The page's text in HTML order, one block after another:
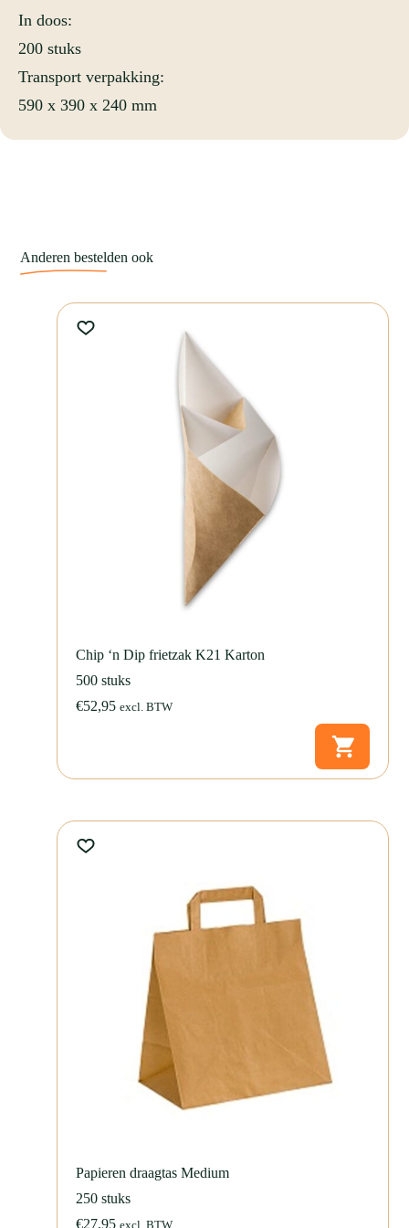
De constructie van de GO!mealbox is slim opgebouwd. Tussen het
karton en het barrièrepapier zit een dunne luchtlaag. Hierdoor ontstaat
extra isolatie. Daardoor blijven warme maaltijden langer op
kies je per gerecht eenvoudig de juiste verpakking:
GO!mealbox maaltijdbak 800ml
GO!mealbox smalle maaltijdbak 1200ml
GO!mealbox maaltijdbak 1350ml
GO!mealbox maaltijdbak 1600ml
GO!mealbox maaltijdbak 1800ml
GO!mealbox maaltijdbak 2000ml
De GO!mealbox maaltijdbak 1000ml is ontwikkeld volgens het
-principe. Na gebruik kun je het barrièrepapier eenvoudig
loshalen van het karton. Het gebruikte papier hoort bij het restafval.
Het schone karton mag bij het oud papier.
Om dit makkelijker te maken, staat de scheidingsinstructie duidelijk op
scheiden. Daardoor is deze maaltijdbak een circulair alternatief voor
plastic of plastic-gecoate verpakkingen.
In de dagelijkse praktijk telt snelheid en gemak. Daarom heeft de
GO!mealbox maaltijdbak 1000ml een conische vorm. Hierdoor
worden de bakken compact gestapeld geleverd en bespaar je
opslagruimte. Ook in gesloten toestand blijven ze stabiel stapelbaar.
Dat maakt deze maaltijdbak geschikt voor intensief gebruik in horeca,
catering en bezorgkeukens.
Wil je jouw merk extra zichtbaar maken? Dan kun je de GO!mealbox
maaltijdbak 1000ml laten bedrukken met je eigen logo of ontwerp. Zo
combineer je een duurzame verpakking met een professionele en
Wil je meer weten over de GO!mealbox maaltijdbak 1000ml,
? Neem gerust
met ons op voor
persoonlijk advies of vraag direct een offerte aan.
GM-FON-1000 GM-FON-1000B
In doos:
200 stuks
Transport verpakking:
590 x 390 x 240 mm
Anderen bestelden ook
Chip ‘n Dip frietzak K21 Karton
500 stuks
€52,95 excl. BTW
Papieren draagtas Medium
250 stuks
€27,95 excl. BTW